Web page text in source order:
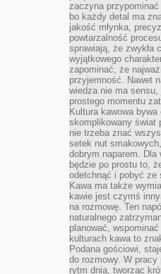
zaczyna przypominać
bo każdy detal ma
jakość młynka,
powtarzalność
sprawiają, że zwykła
wyjątkowego
zapominać, że
przyjemność. Nawet
wiedza nie ma
prostego momentu
Kultura kawowa
skomplikowany świat
nie trzeba znać
setek nut
dobrym naparem.
będzie po prostu to,
odetchnąć i pobyć ze
Kawa ma także
kawie jest czymś
na rozmowę. Ten
naturalnego
planować,
kulturach kawa to
Podana gościowi,
do rozmowy. W
rytm dnia, tworząc